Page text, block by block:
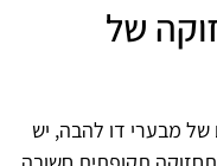
של
של מבערי דו להבה, יש